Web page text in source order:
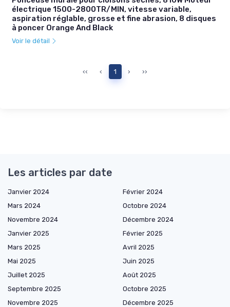
électrique 1500-2800TR/MIN, vitesse variable,
aspiration réglable, grosse et fine abrasion, 8 disques
à poncer Orange And Black
Voir le détail
‹‹ ‹ 1 › ››
Les articles par date
Janvier 2024
Février 2024
Mars 2024
Octobre 2024
Novembre 2024
Décembre 2024
Janvier 2025
Février 2025
Mars 2025
Avril 2025
Mai 2025
Juin 2025
Juillet 2025
Août 2025
Septembre 2025
Octobre 2025
Novembre 2025
Décembre 2025